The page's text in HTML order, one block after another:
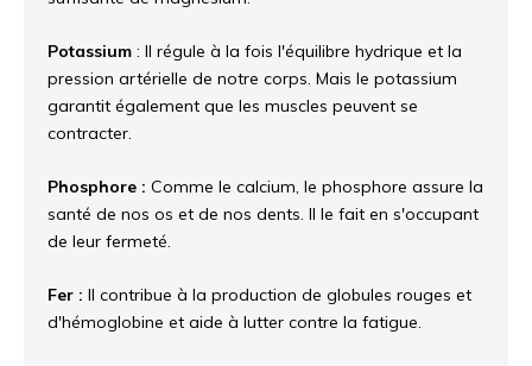
Potassium : Il régule à la fois l'équilibre hydrique et la
pression artérielle de notre corps. Mais le potassium
garantit également que les muscles peuvent se
contracter.
Phosphore : Comme le calcium, le phosphore assure la
santé de nos os et de nos dents. Il le fait en s'occupant
de leur fermeté.
Fer : Il contribue à la production de globules rouges et
d'hémoglobine et aide à lutter contre la fatigue.